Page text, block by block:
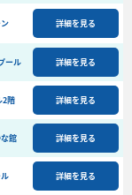
ンド支援プログラム
詳細を見る
ール 詳細を見る
2階 詳細を見る
館 詳細を見る
詳細を見る